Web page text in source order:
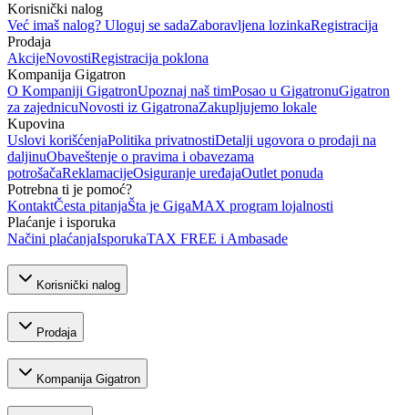
Korisnički nalog
Već imaš nalog? Uloguj se sadaZaboravljena lozinkaRegistracija
Prodaja
AkcijeNovostiRegistracija poklona
Kompanija Gigatron
O Kompaniji GigatronUpoznaj naš timPosao u GigatronuGigatron
za zajednicuNovosti iz GigatronaZakupljujemo lokale
Kupovina
Uslovi korišćenjaPolitika privatnostiDetalji ugovora o prodaji na
daljinuObaveštenje o pravima i obavezama
potrošačaReklamacijeOsiguranje uređajaOutlet ponuda
Potrebna ti je pomoć?
KontaktČesta pitanjaŠta je GigaMAX program lojalnosti
Plaćanje i isporuka
Načini plaćanjaIsporukaTAX FREE i Ambasade
Korisnički nalog
Prodaja
Kompanija Gigatron